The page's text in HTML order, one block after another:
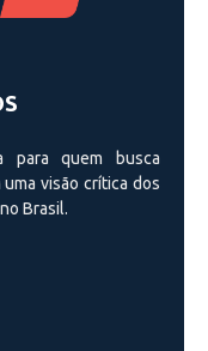
para quem busca
visão crí­tica dos
Brasil.